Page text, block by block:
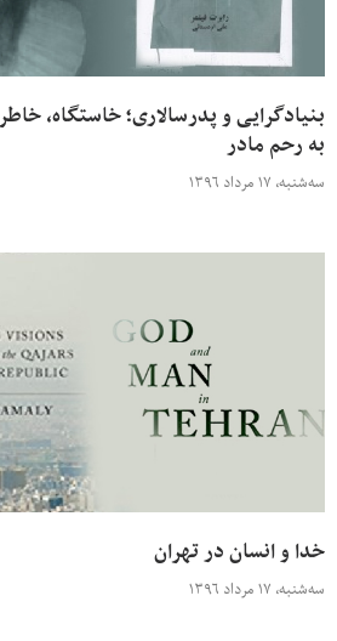
بنیادگرایی و پدرسالاری؛ خاستگاه،
به رحم مادر
سه‌شنبه، ۱۷ مرداد ۱۳۹۶
خدا و انسان در تهران
سه‌شنبه، ۱۷ مرداد ۱۳۹۶